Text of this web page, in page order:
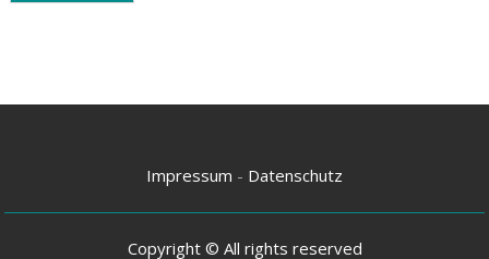
Impressum - Datenschutz
Copyright © All rights reserved